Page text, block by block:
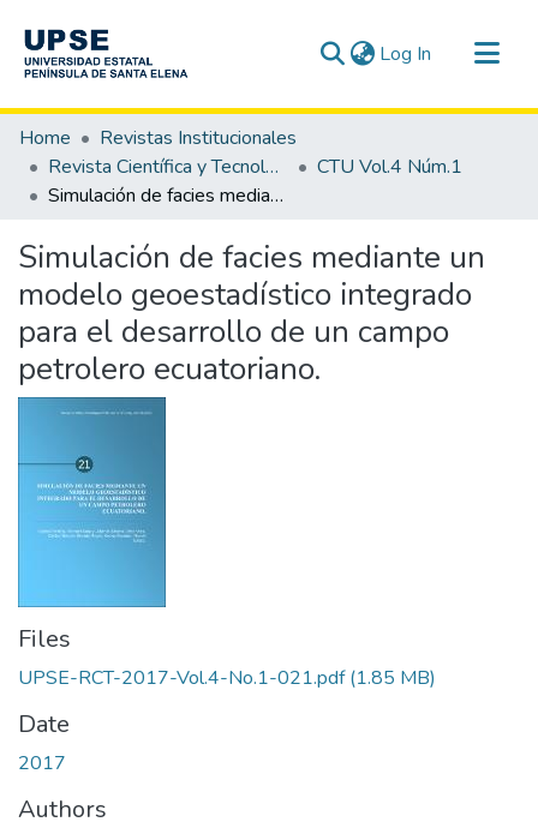
Log In (current)
Communities & Collections
All of DSpace
Statistics
Home
Revistas Institucionales
Revista Científica y Tecnológica UPSE - CTU
CTU Vol.4 Núm.1
Simulación de facies mediante un modelo geoestadístico integrado para el desarrollo de un campo petrolero ecuatoriano.
Simulación de facies mediante un
modelo geoestadístico integrado
para el desarrollo de un campo
petrolero ecuatoriano.
Files
UPSE-RCT-2017-Vol.4-No.1-021.pdf(1.85 MB)
Date
2017
Authors